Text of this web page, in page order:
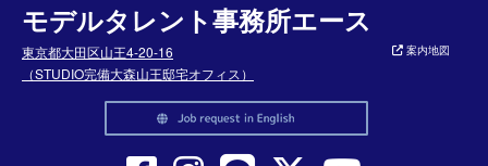
モデルタレント事務所エース
東京都大田区山王4-20-16
（STUDIO完備大森山王邸宅オフィス）
案内地図